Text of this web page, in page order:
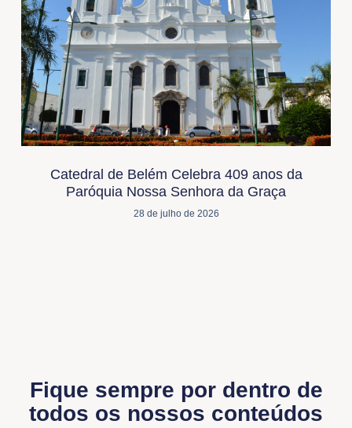
Catedral de Belém Celebra 409 anos da
Paróquia Nossa Senhora da Graça
28 de julho de 2026
Fique sempre por dentro de
todos os nossos conteúdos